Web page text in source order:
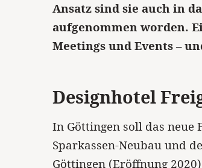
Ansatz sind sie auch in
aufgenommen worden.
Meetings und Events –
Designhotel
In Göttingen soll das neue
Sparkassen-Neubau und
Göttingen (Eröffnung